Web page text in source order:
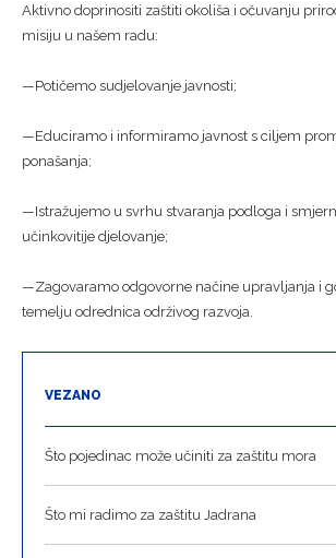
Aktivno doprinositi zaštiti okoliša i očuvanju
misiju u našem radu:
—Potičemo sudjelovanje javnosti;
—Educiramo i informiramo javnost s ciljem
ponašanja;
—Istražujemo u svrhu stvaranja podloga i
učinkovitije djelovanje;
—Zagovaramo odgovorne načine upravljanja i
temelju odrednica održivog razvoja.
VEZANO
Što pojedinac može učiniti za zaštitu mora
Što mi radimo za zaštitu Jadrana